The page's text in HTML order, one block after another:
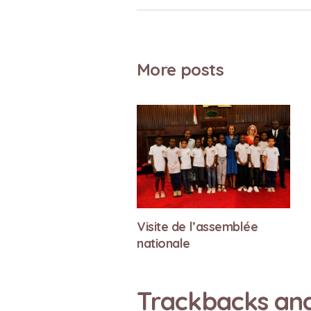
More posts
Visite de l’assemblée
nationale
Trackbacks